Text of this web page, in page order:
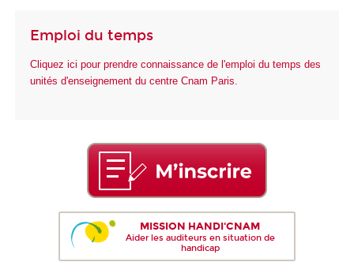
Emploi du temps
Cliquez ici pour prendre connaissance de l'emploi du temps des
unités d'enseignement du centre Cnam Paris.
MISSION HANDI'CNAM
Aider les auditeurs en situation de
handicap